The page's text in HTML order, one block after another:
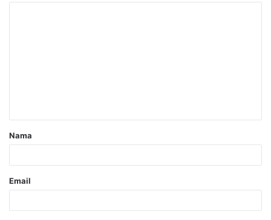
Nama
Email